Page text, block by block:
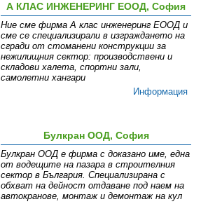
А КЛАС ИНЖЕНЕРИНГ ЕООД, София
Ние сме фирма А клас инженеринг ЕООД и
сме се специализирали в изграждането на
сгради от стоманени конструкции за
нежилищния сектор: производствени и
складови халета, спортни зали,
самолетни хангари
Информация
Булкран ООД, София
Булкран ООД е фирма с доказано име, една
от водещите на пазара в строителния
сектор в България. Специализирана с
обхват на дейност отдаване под наем на
автокранове, монтаж и демонтаж на кул